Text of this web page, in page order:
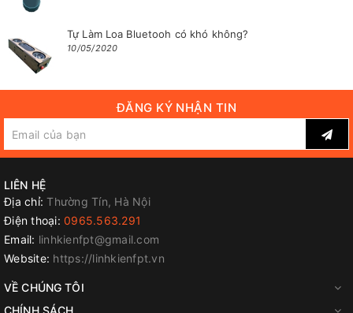
Tự Làm Loa Bluetooh có khó không?
10/05/2020
ĐĂNG KÝ NHẬN TIN
LIÊN HỆ
Địa chỉ: Thường Tín, Hà Nội
Điện thoại: 0965.563.291
Email: linhkienfpt@gmail.com
Website: https://linhkienfpt.vn
VỀ CHÚNG TÔI
CHÍNH SÁCH